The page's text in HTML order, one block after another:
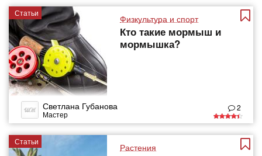
Статьи
Физкультура и спорт
Кто такие мормыш и
мормышка?
Светлана Губанова
Мастер
2
Статьи
Растения